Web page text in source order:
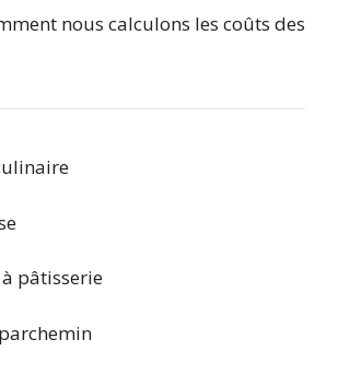
nous calculons les coûts des
pâtisserie